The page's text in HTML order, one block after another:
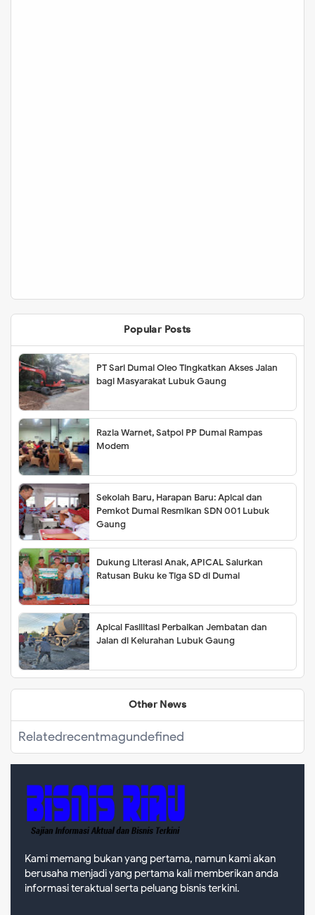
Popular Posts
PT Sari Dumai Oleo Tingkatkan Akses Jalan
bagi Masyarakat Lubuk Gaung
Razia Warnet, Satpol PP Dumai Rampas
Modem
Sekolah Baru, Harapan Baru: Apical dan
Pemkot Dumai Resmikan SDN 001 Lubuk
Gaung
Dukung Literasi Anak, APICAL Salurkan
Ratusan Buku ke Tiga SD di Dumai
Apical Fasilitasi Perbaikan Jembatan dan
Jalan di Kelurahan Lubuk Gaung
Other News
Relatedrecentmagundefined
Kami memang bukan yang pertama, namun kami akan
berusaha menjadi yang pertama kali memberikan anda
informasi teraktual serta peluang bisnis terkini.